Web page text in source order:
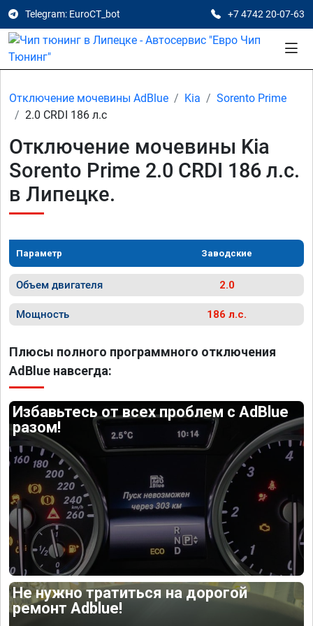
Telegram: EuroCT_bot +7 4742 20-07-63
Отключение мочевины AdBlue Kia
Sorento Prime
2.0 CRDI 186 л.с
Отключение мочевины Kia
Sorento Prime 2.0 CRDI 186 л.с.
в Липецке.
Параметр Заводские
Объем двигателя 2.0
Мощность 186 л.с.
Плюсы полного программного отключения
AdBlue навсегда:
Избавьтесь от всех проблем с AdBlue
разом!
Не нужно тратиться на дорогой
ремонт Adblue!